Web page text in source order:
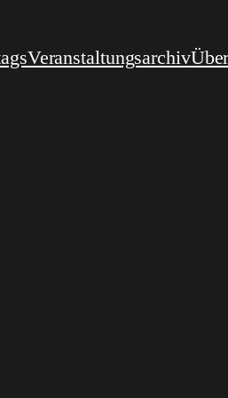
Veranstaltungsarchiv